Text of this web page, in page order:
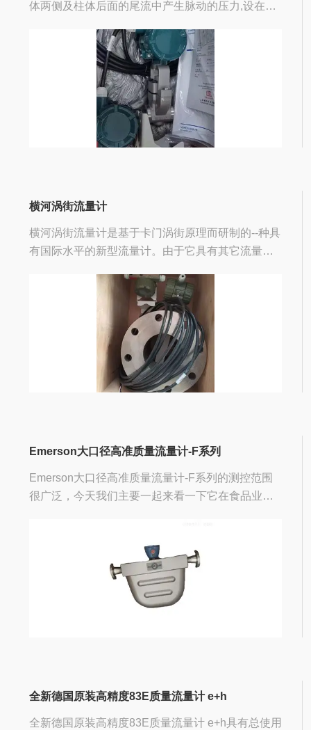
体两侧及柱体后面的尾流中产生脉动的压力,设在柱
压力的作用, 使埋设在探头内的压电晶体 元件受到交
变应力而产生...
横河涡街流量计
横河涡街流量计是基于卡门涡街原理而研制的--种具
有国际水平的新型流量计。由于它具有其它流量计
展，据在关资料显示，现在日本，欧美等发达国家
使用涡街流量计的比例大...
Emerson大口径高准质量流量计-F系列
Emerson大口径高准质量流量计-F系列的测控范围
很广泛，今天我们主要一起来看一下它在食品业当
全新德国原装高精度83E质量流量计 e+h
全新德国原装高精度83E质量流量计 e+h具有总使用